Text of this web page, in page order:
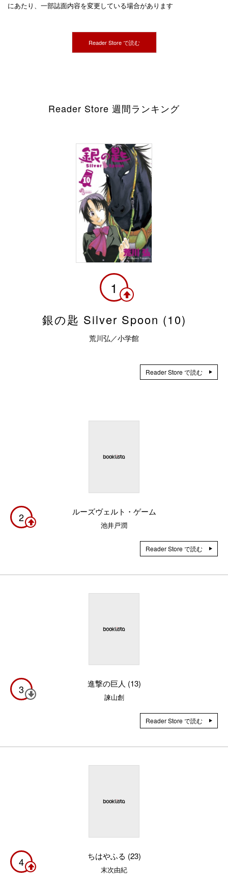
にあたり、一部誌面内容を変更している場合があります
Reader Store で読む
Reader Store 週間ランキング
1
銀の匙 Silver Spoon (10)
荒川弘／小学館
Reader Store で読む
2 ルーズヴェルト・ゲーム
池井戸潤
Reader Store で読む
3 進撃の巨人 (13)
諫山創
Reader Store で読む
4 ちはやふる (23)
末次由紀